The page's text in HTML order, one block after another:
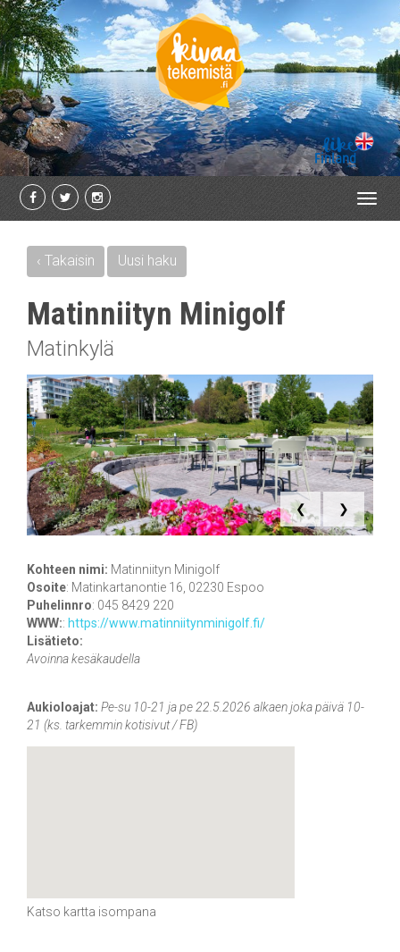
‹ Takaisin Uusi haku
Matinniityn Minigolf
Matinkylä
❮ ❯
Kohteen nimi: Matinniityn Minigolf
Osoite: Matinkartanontie 16, 02230 Espoo
Puhelinnro: 045 8429 220
WWW:: https://www.matinniitynminigolf.fi/
Lisätieto:
Avoinna kesäkaudella
Aukioloajat: Pe-su 10-21 ja pe 22.5.2026 alkaen joka päivä 10-
21 (ks. tarkemmin kotisivut / FB)
Katso kartta isompana